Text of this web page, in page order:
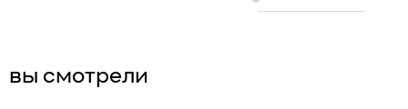
вы смотрели